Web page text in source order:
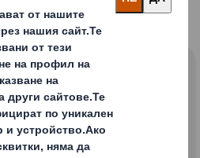
по-долу
ФАМИЛИЯ*